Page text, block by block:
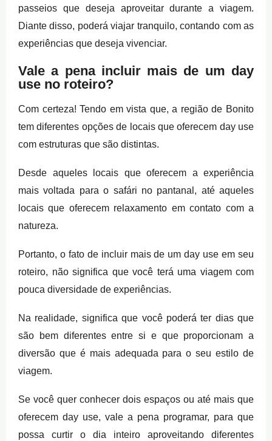
passeios que deseja aproveitar durante a viagem.
Diante disso, poderá viajar tranquilo, contando com as
experiências que deseja vivenciar.
Vale a pena incluir mais de um day
use no roteiro?
Com certeza! Tendo em vista que, a região de Bonito
tem diferentes opções de locais que oferecem day use
com estruturas que são distintas.
Desde aqueles locais que oferecem a experiência
mais voltada para o safári no pantanal, até aqueles
locais que oferecem relaxamento em contato com a
natureza.
Portanto, o fato de incluir mais de um day use em seu
roteiro, não significa que você terá uma viagem com
pouca diversidade de experiências.
Na realidade, significa que você poderá ter dias que
são bem diferentes entre si e que proporcionam a
diversão que é mais adequada para o seu estilo de
viagem.
Se você quer conhecer dois espaços ou até mais que
oferecem day use, vale a pena programar, para que
possa curtir o dia inteiro aproveitando diferentes